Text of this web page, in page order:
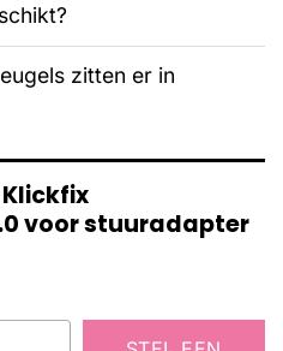
zitten er in
voor stuuradapter